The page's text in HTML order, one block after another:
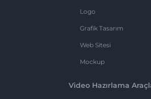
Logo
Grafik Tasarım
Web Sitesi
Mockup
Video Hazırlama